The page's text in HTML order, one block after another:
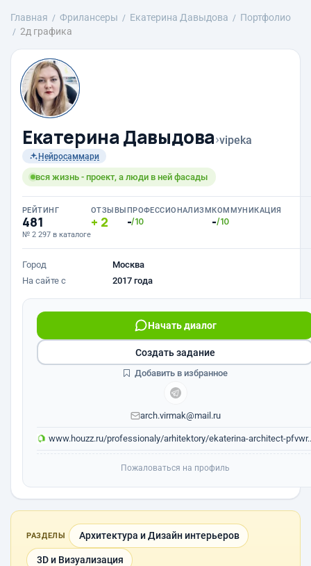
Главная Фрилансеры Екатерина Давыдова
Портфолио
2д графика
Екатерина Давыдова›vipeka
Нейросаммари
вся жизнь - проект, а люди в ней фасады
РЕЙТИНГ
481
№ 2 297 в каталоге
ОТЗЫВЫ
2
ПРОФЕССИОНАЛИЗМ
-/10
КОММУНИКАЦИЯ
-/10
Город
Москва
На сайте с
2017 года
Начать диалог
arch.virmak@mail.ru
www.houzz.ru/professionaly/arhitektory/ekaterina-architect-
Создать задание
Добавить в избранное
Пожаловаться на профиль
РАЗДЕЛЫ Архитектура и Дизайн интерьеров
3D и Визуализация